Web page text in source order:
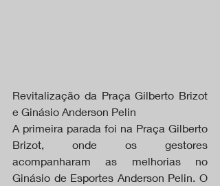
Revitalização da Praça Gilberto Brizot
e Ginásio Anderson Pelin
A primeira parada foi na Praça Gilberto
Brizot, onde os gestores
acompanharam as melhorias no
Ginásio de Esportes Anderson Pelin. O